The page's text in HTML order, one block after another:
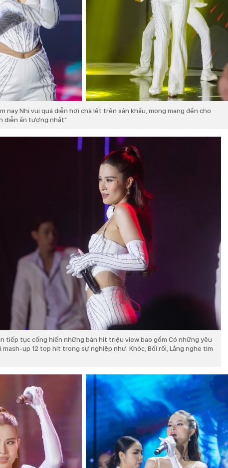
nay Nhi vui quá diễn hơi chà lết trên sân khấu, mong mang đến cho
diễn ấn tượng nhất".
tiếp tục cống hiến những bản hit triệu view bao gồm Có những yêu
up 12 top hit trong sự nghiệp như: Khóc, Bối rối, Lắng nghe tim